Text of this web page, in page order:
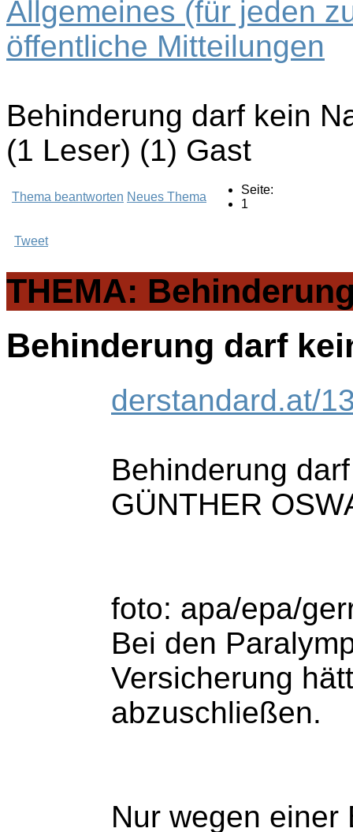
Allgemeines (für jeden
öffentliche Mitteilungen
Behinderung darf kein
(1 Leser) (1) Gast
Thema beantworten Neues Thema
Seite:
1
Tweet
THEMA:
Behinderung darf
derstandard.at/
Behinderung
GÜNTHER
foto: apa/epa/
Bei den
Versicherung
abzuschließen.
Nur wegen einer